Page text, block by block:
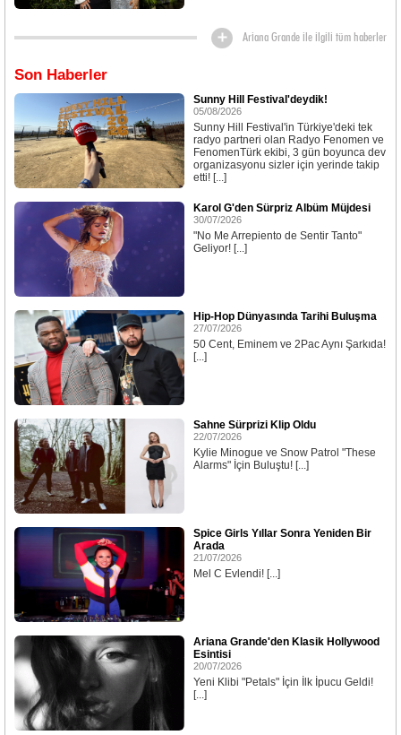
Ariana Grande ile ilgili tüm haberler
Son Haberler
Sunny Hill Festival'deydik!
05/08/2026
Sunny Hill Festival'in Türkiye'deki tek
radyo partneri olan Radyo Fenomen ve
FenomenTürk ekibi, 3 gün boyunca dev
organizasyonu sizler için yerinde takip
etti! [...]
Karol G'den Sürpriz Albüm Müjdesi
30/07/2026
"No Me Arrepiento de Sentir Tanto"
Geliyor! [...]
Hip-Hop Dünyasında Tarihi Buluşma
27/07/2026
50 Cent, Eminem ve 2Pac Aynı Şarkıda!
[...]
Sahne Sürprizi Klip Oldu
22/07/2026
Kylie Minogue ve Snow Patrol "These
Alarms" İçin Buluştu! [...]
Spice Girls Yıllar Sonra Yeniden Bir
Arada
21/07/2026
Mel C Evlendi! [...]
Ariana Grande'den Klasik Hollywood
Esintisi
20/07/2026
Yeni Klibi "Petals" İçin İlk İpucu Geldi!
[...]